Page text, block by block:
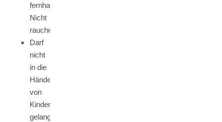
fernhalten.
Nicht
rauchen
Darf
nicht
in die
Hände
von
Kindern
gelangen